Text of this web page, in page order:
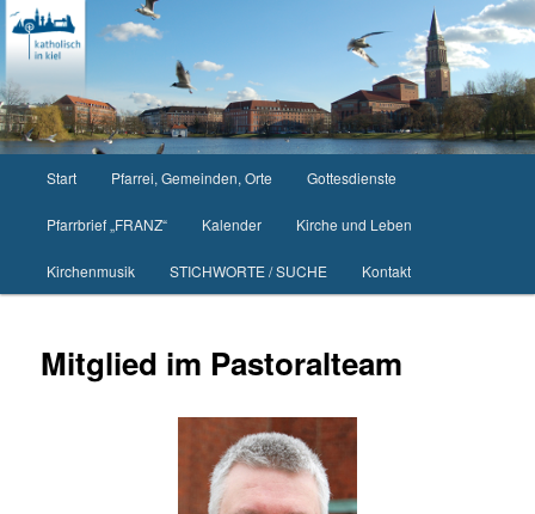
Zum
primären
Inhalt
springen
Start Pfarrei, Gemeinden, Orte Gottesdienste
Pfarrbrief „FRANZ“ Kalender Kirche und Leben
Kirchenmusik STICHWORTE / SUCHE Kontakt
Mitglied im Pastoralteam